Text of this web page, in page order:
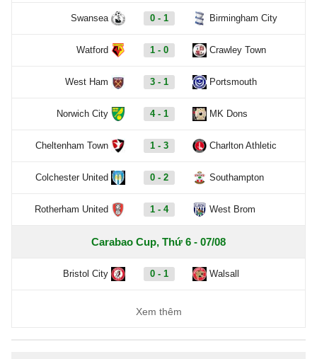
Swansea 0 - 1 Birmingham City
Watford 1 - 0 Crawley Town
West Ham 3 - 1 Portsmouth
Norwich City 4 - 1 MK Dons
Cheltenham Town 1 - 3 Charlton Athletic
Colchester United 0 - 2 Southampton
Rotherham United 1 - 4 West Brom
Carabao Cup, Thứ 6 - 07/08
Bristol City 0 - 1 Walsall
Xem thêm